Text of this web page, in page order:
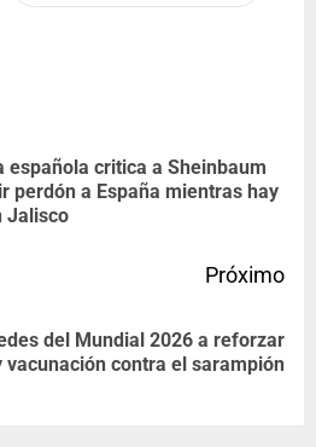
española critica a Sheinbaum
perdón a España mientras hay
Jalisco
Próximo
del Mundial 2026 a reforzar
vacunación contra el sarampión